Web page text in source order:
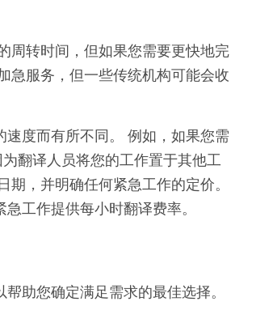
周转时间，但如果您需要更快地完
急服务，但一些传统机构可能会收
度而有所不同。 例如，如果您需
翻译人员将您的工作置于其他工
，并明确任何紧急工作的定价。
工作提供每小时翻译费率。
助您确定满足需求的最佳选择。